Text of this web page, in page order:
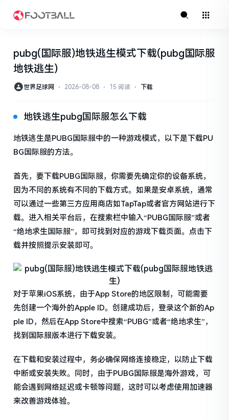
pubg(国际服)地铁逃生模式下载(pubg国际服
地铁逃生)
世界足球网 ⋅ 2026-08-08 ⋅ 15 阅读 ⋅ 下载
地铁逃生pubg国际服怎么下载
地铁逃生是PUBG国际服中的一种游戏模式，以下是下载PU
BG国际服的方法。
首先，要下载PUBG国际服，你需要先确定你的设备系统，
因为不同的系统有不同的下载方式。如果是安卓系统，通常
可以通过一些第三方应用商店如TapTap或者官方网站进行下
载。进入相关平台后，在搜索栏中输入“PUBG国际服”或者
“绝地求生国际服”，即可找到对应的游戏下载页面。点击下
载并按照提示安装即可。
对于苹果iOS系统，由于App Store的地区限制，可能需要
先创建一个海外的Apple ID。创建成功后，登录这个新的Ap
ple ID，然后在App Store中搜索“PUBG”或者“绝地求生”，
找到国际服版本进行下载安装。
在下载和安装过程中，务必确保网络连接稳定，以防止下载
中断或安装失败。同时，由于PUBG国际服是海外游戏，可
能会遇到网络延迟或卡顿等问题，这时可以考虑使用加速器
来改善游戏体验。